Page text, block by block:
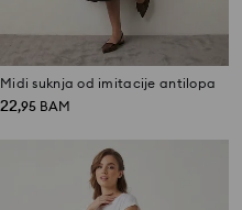
Midi suknja od imitacije antilopa
22,95 BAM